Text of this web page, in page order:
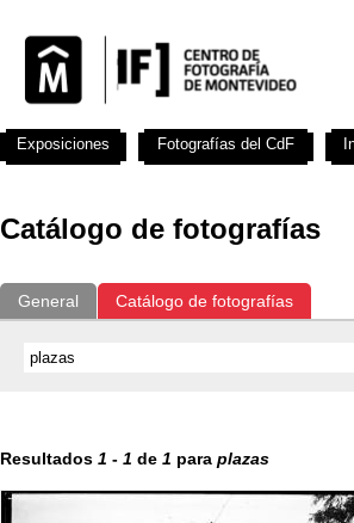
Catálogo de fotografías
General Catálogo de fotografías
Resultados 1 - 1 de 1 para plazas
Exposiciones Fotografías del CdF